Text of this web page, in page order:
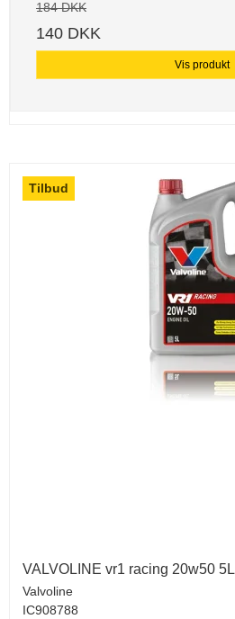
184 DKK
140 DKK
Vis produkt
Tilbud
VALVOLINE vr1 racing 20w50 5L
Valvoline
IC908788